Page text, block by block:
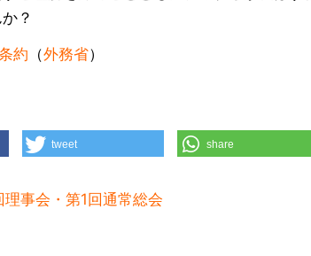
？
約 （外務省）
tweet share
事会・第1回通常総会